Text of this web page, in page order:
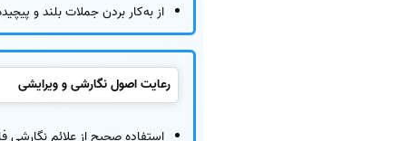
از به‌کار بردن جملات بلند و
رعایت اصول نگارشی و ویرایشی
استفاده صحیح از علائم نگارشی